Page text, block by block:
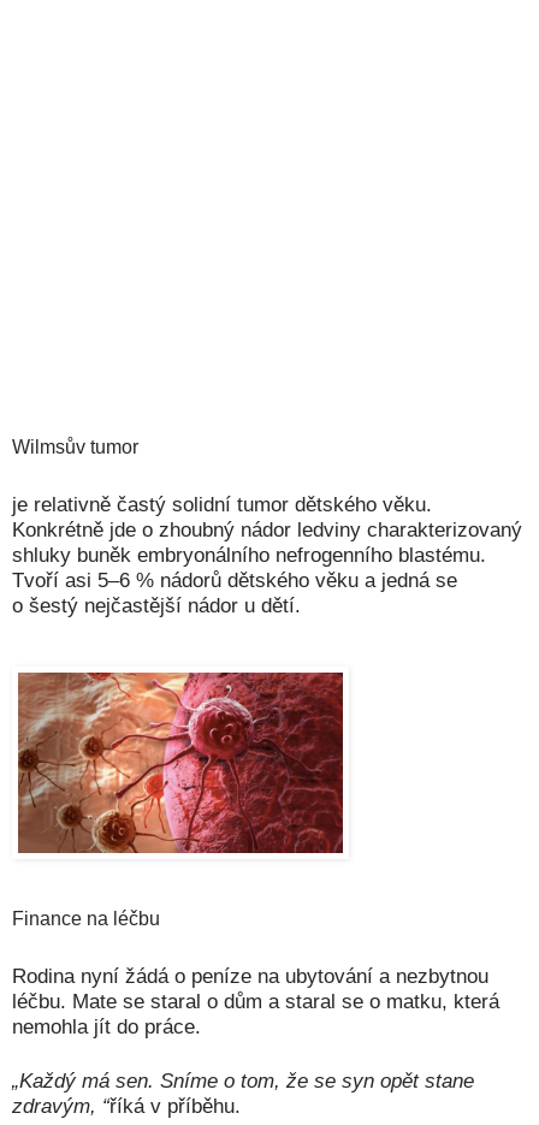
Wilmsův tumor
je relativně častý solidní tumor dětského věku.
Konkrétně jde o zhoubný nádor ledviny charakterizovaný
shluky buněk embryonálního nefrogenního blastému.
Tvoří asi 5–6 % nádorů dětského věku a jedná se
o šestý nejčastější nádor u dětí.
Finance na léčbu
Rodina nyní žádá o peníze na ubytování a nezbytnou
léčbu. Mate se staral o dům a staral se o matku, která
nemohla jít do práce.
„Každý má sen. Sníme o tom, že se syn opět stane
zdravým, “říká v příběhu.